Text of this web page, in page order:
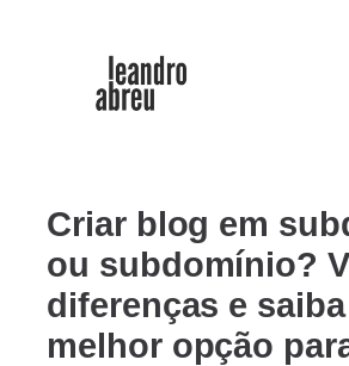
Criar blog em
ou subdomínio?
diferenças e
melhor opção